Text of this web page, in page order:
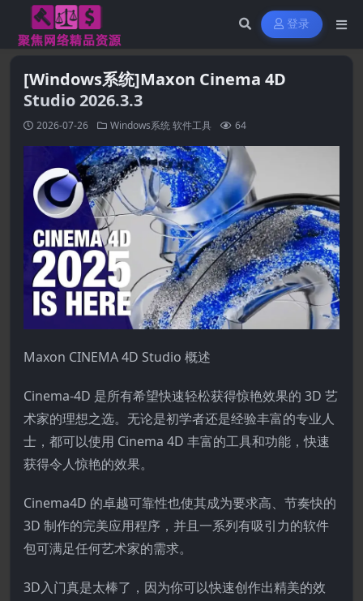
登录
[Windows系统]Maxon Cinema 4D
Studio 2026.3.3
2026-07-26 Windows系统软件工具 64
Maxon CINEMA 4D Studio 概述
Cinema-4D 是所有希望快速轻松获得惊艳效果的 3D 艺
术家的理想之选。无论是初学者还是经验丰富的专业人
士，都可以使用 Cinema 4D 丰富的工具和功能，快速
获得令人惊艳的效果。
Cinema4D 的卓越可靠性也使其成为要求高、节奏快的
3D 制作的完美应用程序，并且一系列有吸引力的软件
包可满足任何艺术家的需求。
3D入门真是太棒了，因为你可以快速创作出精美的效